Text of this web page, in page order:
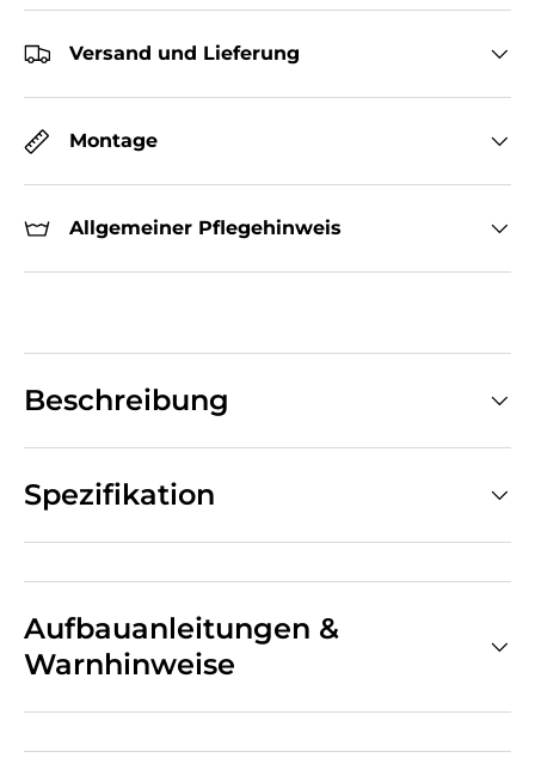
Versand und Lieferung
Montage
Allgemeiner Pflegehinweis
Beschreibung
Spezifikation
Aufbauanleitungen &
Warnhinweise